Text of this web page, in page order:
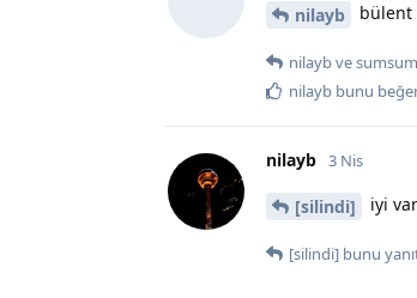
nilayb bülent
nilaybve
nilayb bunu
nilayb 3 Nis
[silindi] iyi
[silindi] bunu